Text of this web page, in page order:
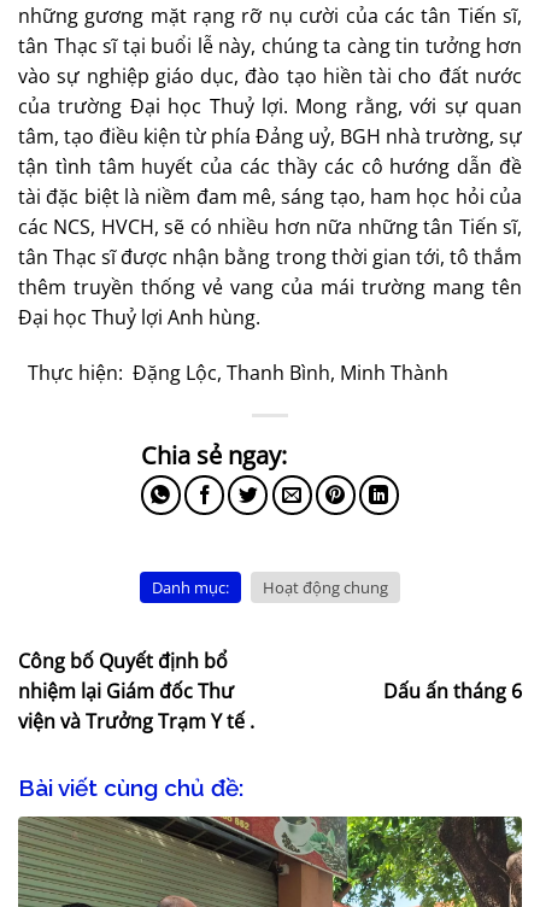
những gương mặt rạng rỡ nụ cười của các tân Tiến sĩ,
tân Thạc sĩ tại buổi lễ này, chúng ta càng tin tưởng hơn
vào sự nghiệp giáo dục, đào tạo hiền tài cho đất nước
của trường Đại học Thuỷ lợi. Mong rằng, với sự quan
tâm, tạo điều kiện từ phía Đảng uỷ, BGH nhà trường, sự
tận tình tâm huyết của các thầy các cô hướng dẫn đề
tài đặc biệt là niềm đam mê, sáng tạo, ham học hỏi của
các NCS, HVCH, sẽ có nhiều hơn nữa những tân Tiến sĩ,
tân Thạc sĩ được nhận bằng trong thời gian tới, tô thắm
thêm truyền thống vẻ vang của mái trường mang tên
Đại học Thuỷ lợi Anh hùng.
Thực hiện: Đặng Lộc, Thanh Bình, Minh Thành
Danh mục: Hoạt động chung
Công bố Quyết định bổ
nhiệm lại Giám đốc Thư
viện và Trưởng Trạm Y tế .
Dấu ấn tháng 6
Bài viết cùng chủ đề: